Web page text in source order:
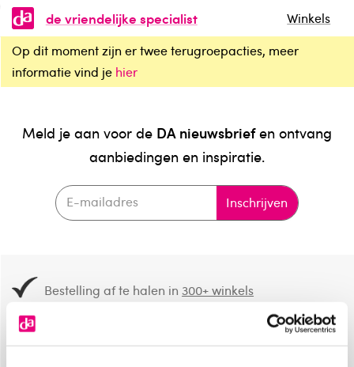
de vriendelijke specialist
Winkels
Op dit moment zijn er twee terugroepacties, meer
informatie vind je hier
Meld je aan voor de DA nieuwsbriefen ontvang
aanbiedingen en inspiratie.
Inschrijven
Bestelling af te halen in300+ winkels